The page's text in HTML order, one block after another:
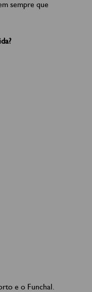
sempre que
e o Funchal.